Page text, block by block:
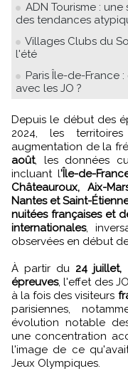
ADN Tourisme :
des tendances
Villages Clubs du
l'été
Paris Île-de-France
avec les JO ?
Depuis le début des épreuves des Jeux Olympiques Paris
2024, les
augmentation de la
août, les données
incluant l'Île-de-
Châteauroux, Aix-
Nantes et Saint-
nuitées françaises et
internationales,
observées en début
À partir du 24 juillet,
épreuves, l'effet des
à la fois des visiteurs
parisiennes,
évolution notable
une concentration
l'image de ce
Jeux Olympiques.